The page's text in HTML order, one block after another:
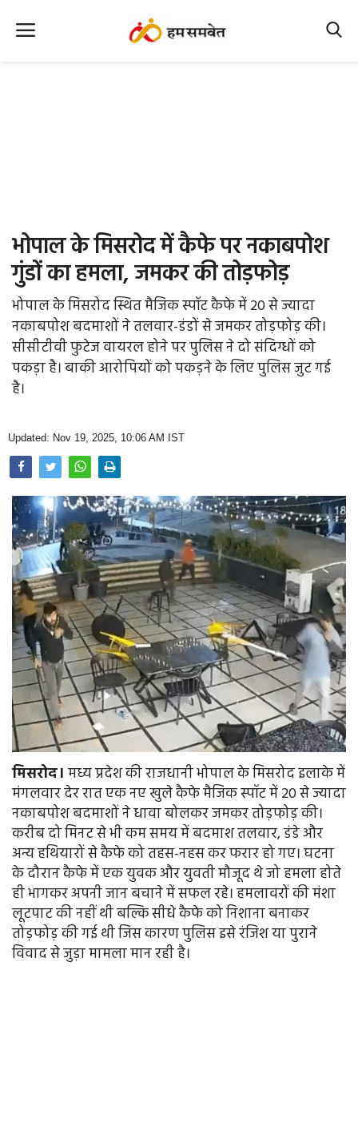
Office Office
Farm & Food
Opinion
Photo Gallery
Home
भोपाल के मिसरोद में कैफे पर नकाबपोश
गुंडों का हमला, जमकर की तोड़फोड़
भोपाल के मिसरोद स्थित मैजिक स्पॉट कैफे में 20 से ज्यादा
नकाबपोश बदमाशों ने तलवार-डंडों से जमकर तोड़फोड़ की।
सीसीटीवी फुटेज वायरल होने पर पुलिस ने दो संदिग्धों को
पकड़ा है। बाकी आरोपियों को पकड़ने के लिए पुलिस जुट गई
है।
Updated: Nov 19, 2025, 10:06 AM IST
मिसरोद। मध्य प्रदेश की राजधानी भोपाल के मिसरोद इलाके में
मंगलवार देर रात एक नए खुले कैफे मैजिक स्पॉट में 20 से ज्यादा
नकाबपोश बदमाशों ने धावा बोलकर जमकर तोड़फोड़ की।
करीब दो मिनट से भी कम समय में बदमाश तलवार, डंडे और
अन्य हथियारों से कैफे को तहस-नहस कर फरार हो गए। घटना
के दौरान कैफे में एक युवक और युवती मौजूद थे जो हमला होते
ही भागकर अपनी जान बचाने में सफल रहे। हमलावरों की मंशा
लूटपाट की नहीं थी बल्कि सीधे कैफे को निशाना बनाकर
तोड़फोड़ की गई थी जिस कारण पुलिस इसे रंजिश या पुराने
विवाद से जुड़ा मामला मान रही है।